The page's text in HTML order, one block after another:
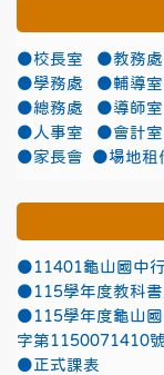
●校長室
●教務處
●學務處
●輔導室
●總務處
●導師室
●人事室
●會計室
●家長會
●場地租
●11401龜山國中
●115學年度教科書
●115學年度龜山國
字第1150071410號
●正式課表